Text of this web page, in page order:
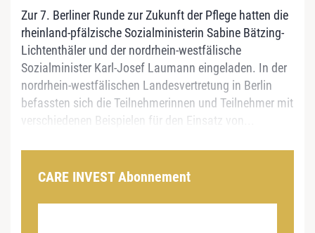
Zur 7. Berliner Runde zur Zukunft der Pflege hatten die
rheinland-pfälzische Sozialministerin Sabine Bätzing-
Lichtenthäler und der nordrhein-westfälische
Sozialminister Karl-Josef Laumann eingeladen. In der
nordrhein-westfälischen Landesvertretung in Berlin
befassten sich die Teilnehmerinnen und Teilnehmer mit
verschiedenen Beispielen für den Einsatz von...
CARE INVEST Abonnement